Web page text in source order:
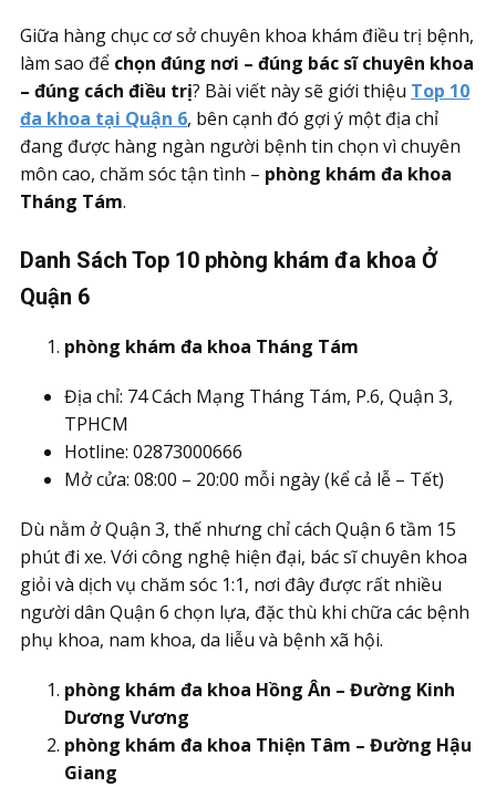
Giữa hàng chục cơ sở chuyên khoa khám điều trị bệnh,
làm sao để chọn đúng nơi – đúng bác sĩ chuyên khoa
– đúng cách điều trị? Bài viết này sẽ giới thiệu Top 10
đa khoa tại Quận 6, bên cạnh đó gợi ý một địa chỉ
đang được hàng ngàn người bệnh tin chọn vì chuyên
môn cao, chăm sóc tận tình – phòng khám đa khoa
Tháng Tám.
Danh Sách Top 10 phòng khám đa khoa Ở
Quận 6
phòng khám đa khoa Tháng Tám
Địa chỉ: 74 Cách Mạng Tháng Tám, P.6, Quận 3,
TPHCM
Hotline: 02873000666
Mở cửa: 08:00 – 20:00 mỗi ngày (kể cả lễ – Tết)
Dù nằm ở Quận 3, thế nhưng chỉ cách Quận 6 tầm 15
phút đi xe. Với công nghệ hiện đại, bác sĩ chuyên khoa
giỏi và dịch vụ chăm sóc 1:1, nơi đây được rất nhiều
người dân Quận 6 chọn lựa, đặc thù khi chữa các bệnh
phụ khoa, nam khoa, da liễu và bệnh xã hội.
phòng khám đa khoa Hồng Ân – Đường Kinh
Dương Vương
phòng khám đa khoa Thiện Tâm – Đường Hậu
Giang